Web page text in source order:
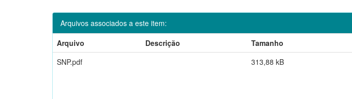
Arquivos associados a este item:
Arquivo
Descrição Tamanho
SNP.pdf
313,88 kB